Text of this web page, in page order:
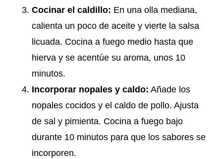
Cocinar el caldillo: En una olla mediana,
calienta un poco de aceite y vierte la salsa
licuada. Cocina a fuego medio hasta que
hierva y se acentúe su aroma, unos 10
minutos.
Incorporar nopales y caldo: Añade los
nopales cocidos y el caldo de pollo. Ajusta
de sal y pimienta. Cocina a fuego bajo
durante 10 minutos para que los sabores se
incorporen.